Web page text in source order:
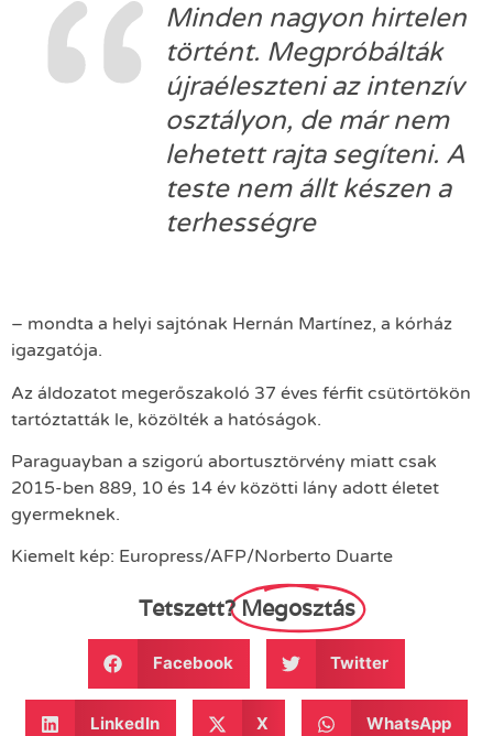
Minden nagyon hirtelen
történt. Megpróbálták
újraéleszteni az intenzív
osztályon, de már nem
lehetett rajta segíteni. A
teste nem állt készen a
terhességre
– mondta a helyi sajtónak Hernán Martínez, a kórház
igazgatója.
Az áldozatot megerőszakoló 37 éves férfit csütörtökön
tartóztatták le, közölték a hatóságok.
Paraguayban a szigorú abortusztörvény miatt csak
2015-ben 889, 10 és 14 év közötti lány adott életet
gyermeknek.
Kiemelt kép: Europress/AFP/Norberto Duarte
Tetszett?Megosztás
Facebook Twitter
LinkedIn X WhatsApp